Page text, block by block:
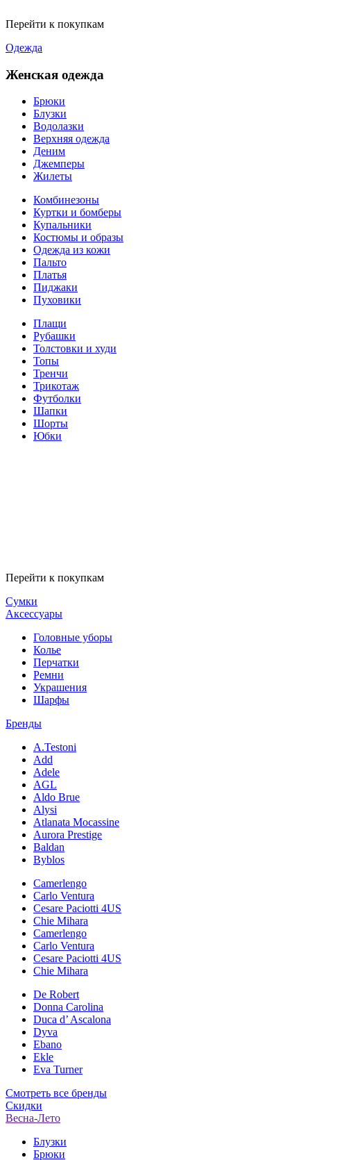
Перейти к покупкам
Одежда
Женская одежда
Брюки
Блузки
Водолазки
Верхняя одежда
Деним
Джемперы
Жилеты
Комбинезоны
Куртки и бомберы
Купальники
Костюмы и образы
Одежда из кожи
Пальто
Платья
Пиджаки
Пуховики
Плащи
Рубашки
Толстовки и худи
Топы
Тренчи
Трикотаж
Футболки
Шапки
Шорты
Юбки
Перейти к покупкам
Сумки
Аксессуары
Головные уборы
Колье
Перчатки
Ремни
Украшения
Шарфы
Бренды
A.Testoni
Add
Adele
AGL
Aldo Brue
Alysi
Atlanata Mocassine
Aurora Prestige
Baldan
Byblos
Camerlengo
Carlo Ventura
Cesare Paciotti 4US
Chie Mihara
Camerlengo
Carlo Ventura
Cesare Paciotti 4US
Chie Mihara
De Robert
Donna Carolina
Duca d’ Ascalona
Dyva
Ebano
Ekle
Eva Turner
Смотреть все бренды
Скидки
Весна-Лето
Блузки
Брюки